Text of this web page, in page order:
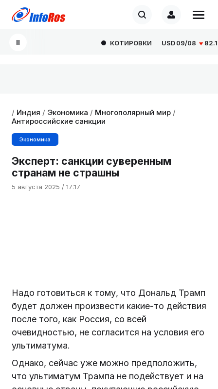
КОТИРОВКИ USD09/08
/ Индия / Экономика / Многополярный мир /
Антироссийские санкции
Экономика
Эксперт: санкции суверенным
странам не страшны
5 августа 2025 / 17:17
Надо готовиться к тому, что Дональд Трамп
будет должен произвести какие-то действия
после того, как Россия, со всей
очевидностью, не согласится на условия его
ультиматума.
Однако, сейчас уже можно предположить,
что ультиматум Трампа не подействует и на